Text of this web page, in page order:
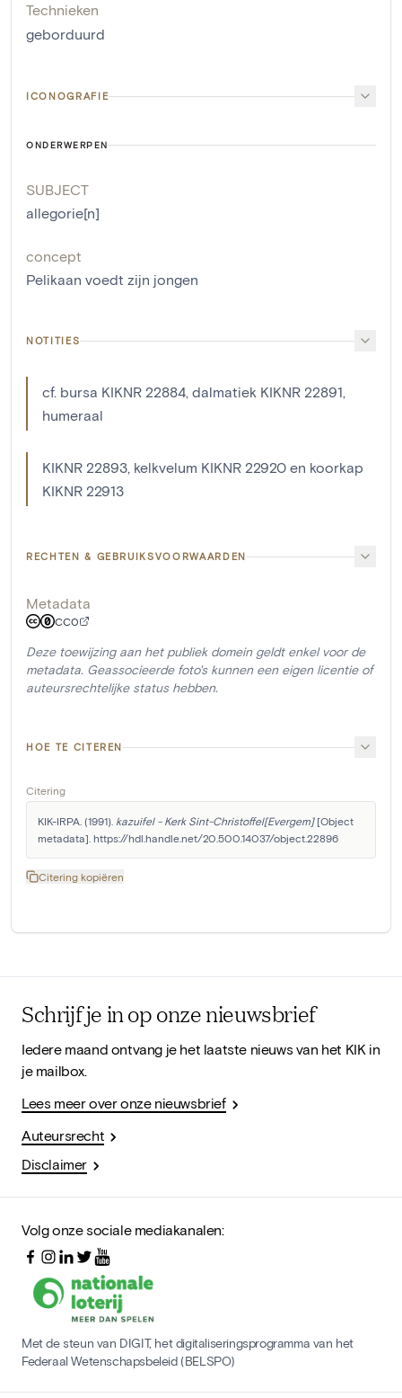
Technieken
geborduurd
ICONOGRAFIE
ONDERWERPEN
SUBJECT
allegorie[n]
concept
Pelikaan voedt zijn jongen
NOTITIES
cf. bursa KIKNR 22884, dalmatiek KIKNR 22891,
humeraal
KIKNR 22893, kelkvelum KIKNR 22920 en koorkap
KIKNR 22913
RECHTEN & GEBRUIKSVOORWAARDEN
Metadata
CC0
Deze toewijzing aan het publiek domein geldt enkel voor de
metadata. Geassocieerde foto's kunnen een eigen licentie of
auteursrechtelijke status hebben.
HOE TE CITEREN
Citering
KIK-IRPA. (1991). kazuifel - Kerk Sint-Christoffel[Evergem] [Object
metadata]. https://hdl.handle.net/20.500.14037/object.22896
Citering kopiëren
Schrijf je in op onze nieuwsbrief
Iedere maand ontvang je het laatste nieuws van het KIK in
je mailbox.
Lees meer over onze nieuwsbrief
Auteursrecht
Disclaimer
Volg onze sociale mediakanalen:
Met de steun van DIGIT, het digitaliseringsprogramma van het
Federaal Wetenschapsbeleid (BELSPO)